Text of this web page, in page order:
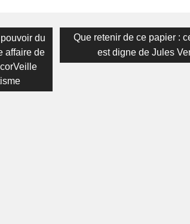
du
affaire de
Next
Que retenir de ce papier :
est digne de Jules